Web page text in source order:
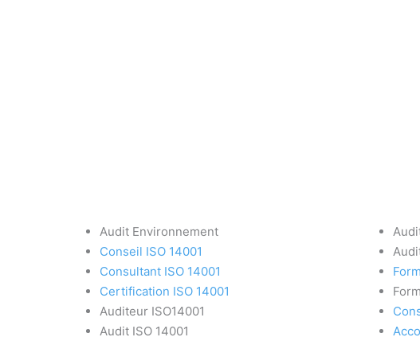
Audit Environnement
Conseil ISO 14001
Consultant ISO 14001
Certification ISO 14001
Auditeur ISO14001
Audit ISO 14001